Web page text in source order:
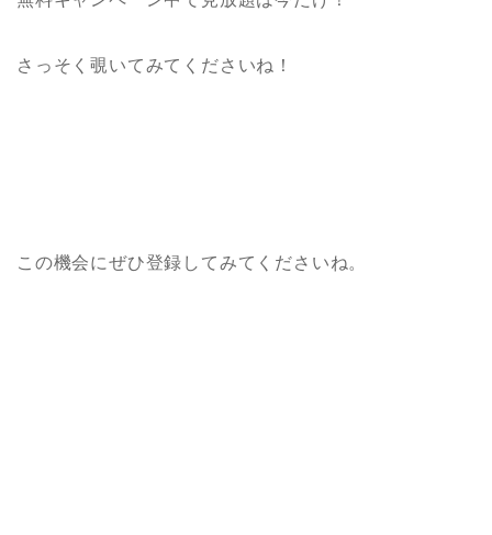
さっそく覗いてみてくださいね！
この機会にぜひ登録してみてくださいね。